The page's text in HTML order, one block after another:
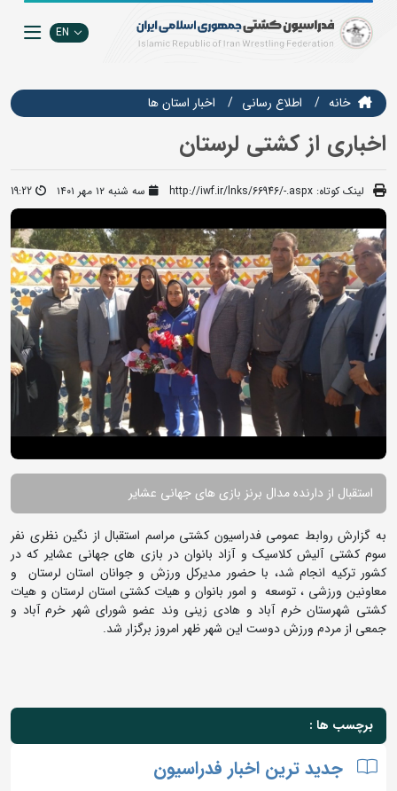
EN
خانه اطلاع رسانی اخبار استان ها
اخباری از کشتی لرستان
لینک کوتاه: http://iwf.ir/lnks/66946/-.aspx سه شنبه ۱۲ مهر ۱۴۰۱ 19:22
استقبال از دارنده مدال برنز بازی های جهانی عشایر
به گزارش روابط عمومی فدراسیون کشتی مراسم استقبال از نگین نظری نفر
سوم کشتی آلیش کلاسیک و آزاد بانوان در بازی های جهانی عشایر که در
کشور ترکیه انجام شد، با حضور مدیرکل ورزش و جوانان استان لرستان و
معاونین ورزشی ، توسعه و امور بانوان و هیات کشتی استان لرستان و هیات
کشتی شهرستان خرم آباد و هادی زینی وند عضو شورای شهر خرم آباد و
جمعی از مردم ورزش دوست این شهر ظهر امروز برگزار شد.
برچسب ها :
جدید ترین اخبار فدراسیون